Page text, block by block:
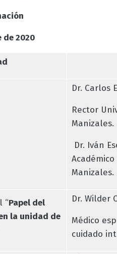
de 2020
Dr. Carlos
Rector
Manizales.
Dr. Iván
Manizales.
“Papel del
la unidad de
Dr. Wilder
Médico
cuidado